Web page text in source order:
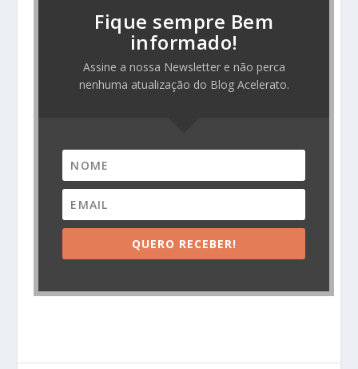
Fique sempre Bem
informado!
Assine a nossa Newsletter e não perca
nenhuma atualização do Blog Acelerato.
QUERO RECEBER!